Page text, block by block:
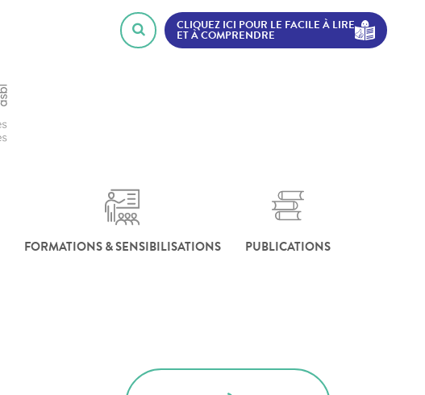
CLIQUEZ ICI POUR LE FACILE À LIRE
ET À COMPRENDRE
FORMATIONS & SENSIBILISATIONS PUBLICATIONS